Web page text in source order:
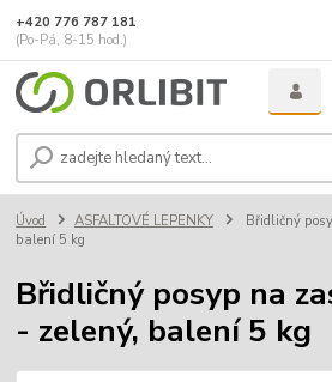
+420 776 787 181
(Po-Pá, 8-15 hod.)
Úvod ASFALTOVÉ LEPENKY
Břidličný
balení 5 kg
Břidličný posyp na
- zelený, balení 5 kg